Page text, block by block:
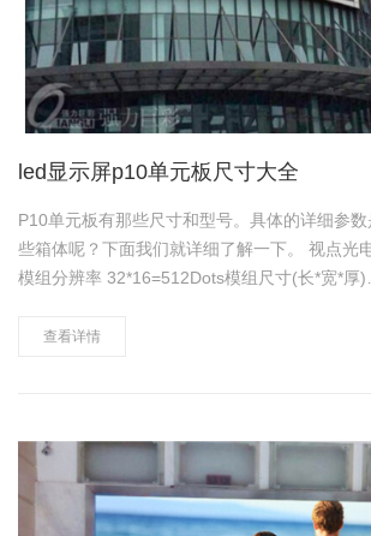
led显示屏p10单元板尺寸大全
P10单元板有那些尺寸和型号。具体的详细参
些箱体呢？下面我们就详细了解一下。 视点光电P10单色单元板：
模组分辨率 32*16=512Dots模组尺寸(长*宽*厚)
查看详情